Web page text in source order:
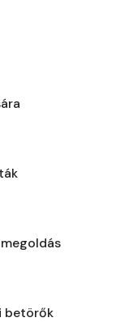
betörők